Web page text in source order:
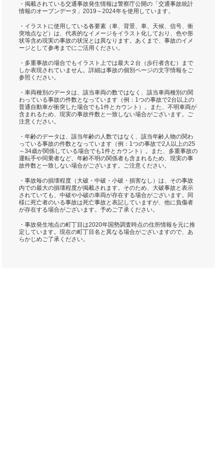
・掲載されている交通事故発生情報は警察庁公開の「交通事故統計
情報のオープンデータ」2019～2024年を使用しています。
・イラストに使用している各要素（車、背景、車、天候、信号、衝
突地点など）は、代表的なイメージをイラスト化しており、色や形
状等含め現実の事故の状況とは異なります。あくまで、事故のイメ
ージとして参考までにご活用ください。
・多重事故の場合でもイラスト上では最大２台（歩行者含む）まで
しか表現されていません。詳細は事故の個別ページの文字情報をご
参照ください。
・車両種別のデータは、該当車両の数ではなく、該当車両種別の関
わっている事故の件数となっています（例：1つの事故で2台以上の
普通自動車が衝突した場合でも1件とカウント）。また、不明車両が
含まれるため、現実の事故件数と一致しない場合がございます。ご
注意ください。
・年齢のデータは、該当年齢の人数ではなく、該当年齢人物の関わ
っている事故の件数となっています（例：1つの事故で2人以上の25
～34歳が関係している場合でも1件とカウント）。また、多重事故の
運転手や同乗者など、年齢不明の関係者も含まれるため、現実の事
故件数と一致しない場合がございます。ご注意ください。
・事故毎の損壊程度（大破・中破・小破・損害なし）は、その事故
内での最大の損壊程度が掲載されます。そのため、大破事故と表示
されていても、中破や小破の車両が存在する場合がございます。同
様に死亡者のいる事故は死亡事故と表記していますが、他に負傷者
が存在する場合がございます。予めご了承ください。
・事故発生地点の町丁目は2020年国勢調査時点の住所情報を元に推
定しています。現在の町丁目名と異なる場合がございますので、あ
らかじめご了承ください。